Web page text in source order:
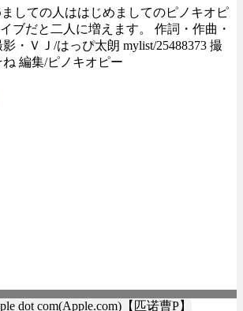
しての人ははじめましてのピノキオピ
ブだと二人に増えます。 作詞・作曲・
・ＶＪ/はっぴ太朗 mylist/25488373 撮
編集/ピノキオピー